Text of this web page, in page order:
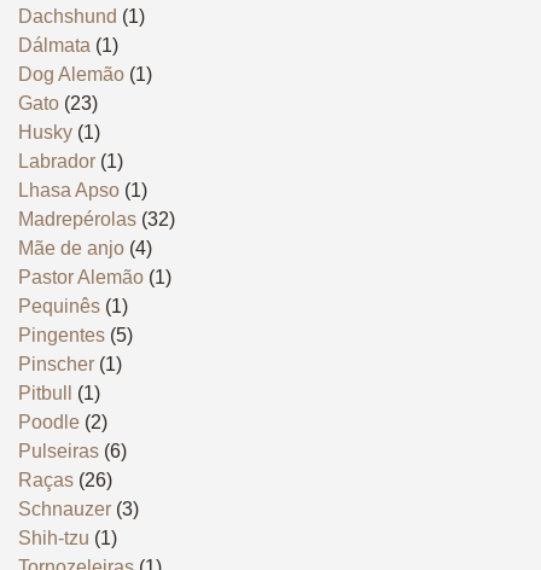
Dachshund (1)
Dálmata (1)
Dog Alemão (1)
Gato (23)
Husky (1)
Labrador (1)
Lhasa Apso (1)
Madrepérolas (32)
Mãe de anjo (4)
Pastor Alemão (1)
Pequinês (1)
Pingentes (5)
Pinscher (1)
Pitbull
(1)
Poodle (2)
Pulseiras (6)
Raças (26)
Schnauzer (3)
Shih-tzu (1)